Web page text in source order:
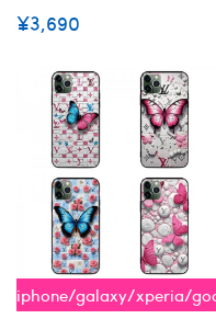
¥3,690
iphone/galaxy/xperia/